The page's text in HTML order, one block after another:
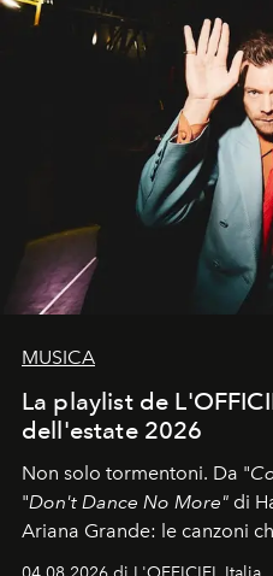
MUSICA
La playlist de
dell'estate 2026
Non solo tormentoni. Da "
"Don't Dance No More" di
Ariana Grande: le canzoni